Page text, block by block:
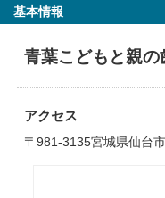
基本情報
青葉こどもと親の
アクセス
〒981-3135宮城県仙台